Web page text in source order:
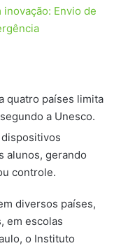
Envio de
quatro países limita
a Unesco.
alunos, gerando
controle.
diversos países,
em escolas
o Instituto